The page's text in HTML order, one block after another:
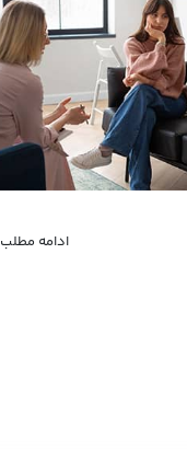
ادامه مطلب